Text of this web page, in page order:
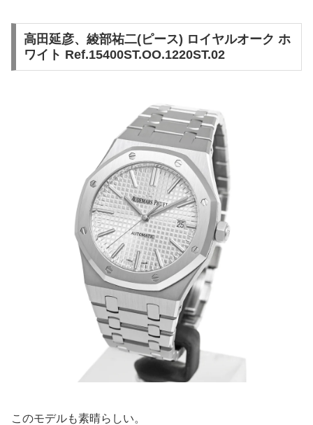
高田延彦、綾部祐二(ピース) ロイヤルオーク ホ
ワイト Ref.15400ST.OO.1220ST.02
このモデルも素晴らしい。